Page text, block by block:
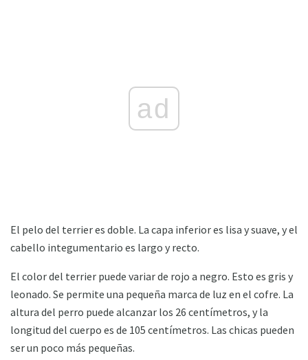
ad
El pelo del terrier es doble. La capa inferior es lisa y suave, y el
cabello integumentario es largo y recto.
El color del terrier puede variar de rojo a negro. Esto es gris y
leonado. Se permite una pequeña marca de luz en el cofre. La
altura del perro puede alcanzar los 26 centímetros, y la
longitud del cuerpo es de 105 centímetros. Las chicas pueden
ser un poco más pequeñas.